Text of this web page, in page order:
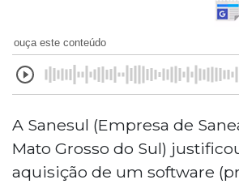
ouça este conteúdo
A Sanesul (Empresa de
Mato Grosso do Sul)
aquisição de um software